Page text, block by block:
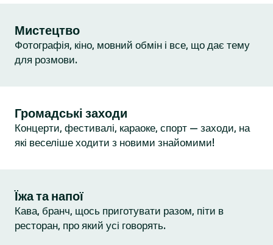
Мистецтво
Фотографія, кіно, мовний обмін і все, що дає тему
для розмови.
Громадські заходи
Концерти, фестивалі, караоке, спорт — заходи, на
які веселіше ходити з новими знайомими!
Їжа та напої
Кава, бранч, щось приготувати разом, піти в
ресторан, про який усі говорять.